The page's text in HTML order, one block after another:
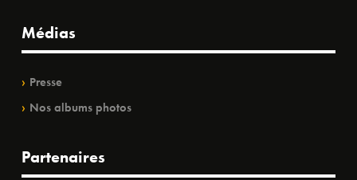
Médias
Presse
Nos albums photos
Partenaires